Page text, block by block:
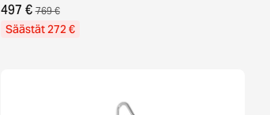
497 € 769 €
Säästät 272 €